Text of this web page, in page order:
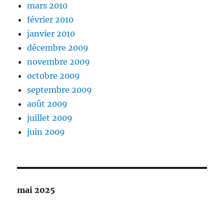
mars 2010
février 2010
janvier 2010
décembre 2009
novembre 2009
octobre 2009
septembre 2009
août 2009
juillet 2009
juin 2009
mai 2025